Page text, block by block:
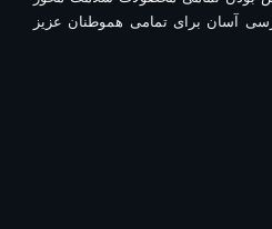
آسان برای تمامی هموطنان عزیز